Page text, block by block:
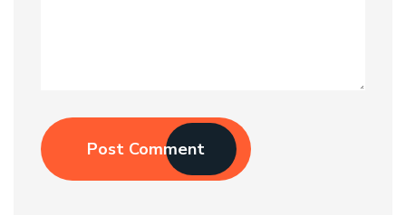
Post Comment